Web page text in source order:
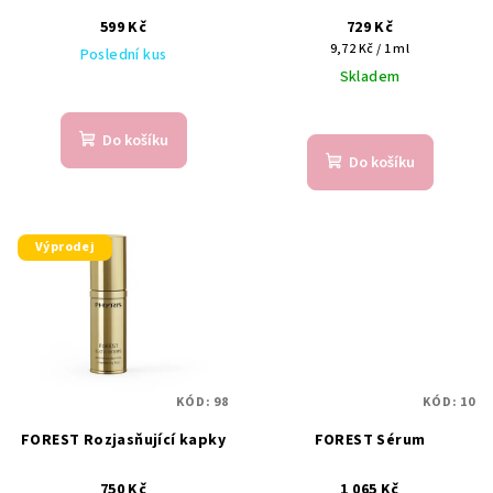
599 Kč
Poslední kus
Do košíku
729 Kč
Měrná
cena:
9,72 Kč / 1 ml
Skladem
Do košíku
Výprodej
FOREST Rozjasňující kapky
KÓD: 98
FOREST Sérum
KÓD: 10